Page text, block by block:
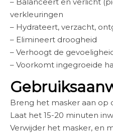
verkleuringen
– Hydrateert, verzacht,
– Elimineert droogheid
– Verhoogt de
– Voorkomt ingegroeide
Breng het masker aan op
Laat het 15-20 minuten
Verwijder het masker, en